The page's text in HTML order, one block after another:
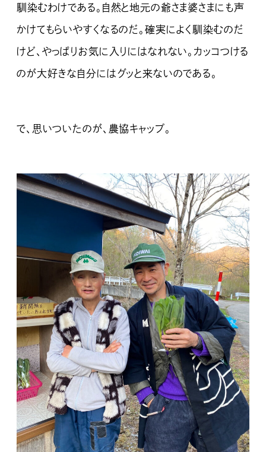
馴染むわけである。自然と地元の爺さま婆さまにも声
かけてもらいやすくなるのだ。確実によく馴染むのだ
けど、やっぱりお気に入りにはなれない。カッコつける
のが大好きな自分にはグッと来ないのである。
で、思いついたのが、農協キャップ。